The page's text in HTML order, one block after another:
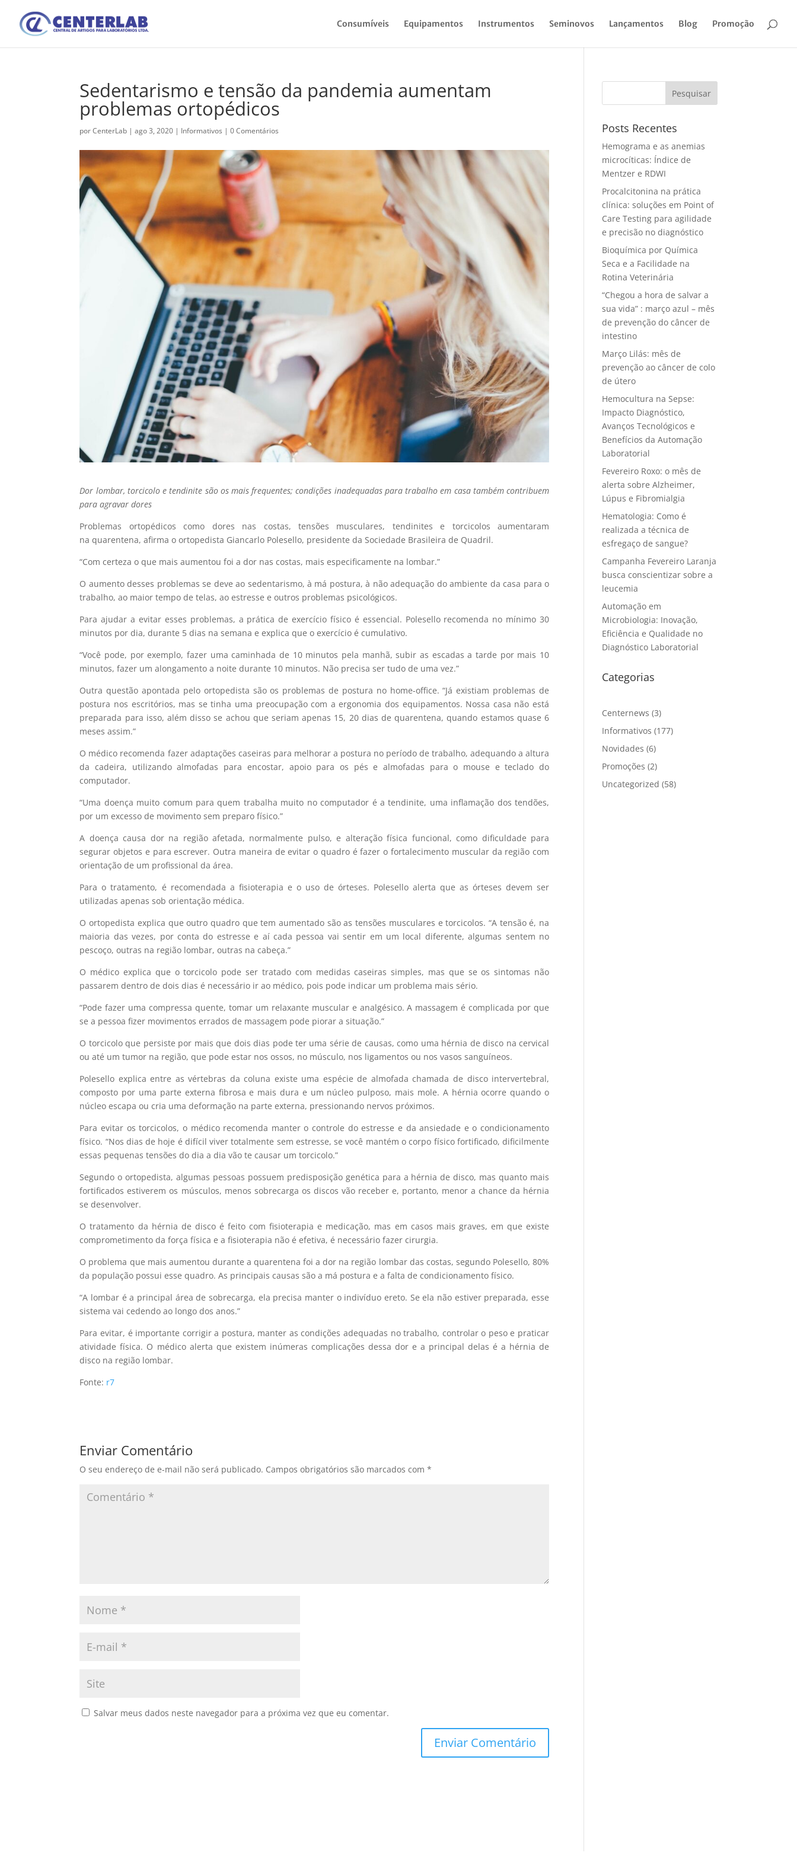
Consumíveis Equipamentos Instrumentos Seminovos Lançamentos Blog Promoção
Sedentarismo e tensão da pandemia aumentam
problemas ortopédicos
porCenterLab |ago 3, 2020 | Informativos |0 Comentários
Dor lombar, torcicolo e tendinite são os mais frequentes; condições inadequadas para trabalho em casa também contribuem
para agravar dores
Problemas ortopédicos como dores nas costas, tensões musculares, tendinites e torcicolos aumentaram
na quarentena, afirma o ortopedista Giancarlo Polesello, presidente da Sociedade Brasileira de Quadril.
“Com certeza o que mais aumentou foi a dor nas costas, mais especificamente na lombar.”
O aumento desses problemas se deve ao sedentarismo, à má postura, à não adequação do ambiente da casa para o
trabalho, ao maior tempo de telas, ao estresse e outros problemas psicológicos.
Para ajudar a evitar esses problemas, a prática de exercício físico é essencial. Polesello recomenda no mínimo 30
minutos por dia, durante 5 dias na semana e explica que o exercício é cumulativo.
“Você pode, por exemplo, fazer uma caminhada de 10 minutos pela manhã, subir as escadas a tarde por mais 10
minutos, fazer um alongamento a noite durante 10 minutos. Não precisa ser tudo de uma vez.”
Outra questão apontada pelo ortopedista são os problemas de postura no home-office. “Já existiam problemas de
postura nos escritórios, mas se tinha uma preocupação com a ergonomia dos equipamentos. Nossa casa não está
preparada para isso, além disso se achou que seriam apenas 15, 20 dias de quarentena, quando estamos quase 6
meses assim.”
O médico recomenda fazer adaptações caseiras para melhorar a postura no período de trabalho, adequando a altura
da cadeira, utilizando almofadas para encostar, apoio para os pés e almofadas para o mouse e teclado do
computador.
“Uma doença muito comum para quem trabalha muito no computador é a tendinite, uma inflamação dos tendões,
por um excesso de movimento sem preparo físico.”
A doença causa dor na região afetada, normalmente pulso, e alteração física funcional, como dificuldade para
segurar objetos e para escrever. Outra maneira de evitar o quadro é fazer o fortalecimento muscular da região com
orientação de um profissional da área.
Para o tratamento, é recomendada a fisioterapia e o uso de órteses. Polesello alerta que as órteses devem ser
utilizadas apenas sob orientação médica.
O ortopedista explica que outro quadro que tem aumentado são as tensões musculares e torcicolos. “A tensão é, na
maioria das vezes, por conta do estresse e aí cada pessoa vai sentir em um local diferente, algumas sentem no
pescoço, outras na região lombar, outras na cabeça.”
O médico explica que o torcicolo pode ser tratado com medidas caseiras simples, mas que se os sintomas não
passarem dentro de dois dias é necessário ir ao médico, pois pode indicar um problema mais sério.
“Pode fazer uma compressa quente, tomar um relaxante muscular e analgésico. A massagem é complicada por que
se a pessoa fizer movimentos errados de massagem pode piorar a situação.”
O torcicolo que persiste por mais que dois dias pode ter uma série de causas, como uma hérnia de disco na cervical
ou até um tumor na região, que pode estar nos ossos, no músculo, nos ligamentos ou nos vasos sanguíneos.
Polesello explica entre as vértebras da coluna existe uma espécie de almofada chamada de disco intervertebral,
composto por uma parte externa fibrosa e mais dura e um núcleo pulposo, mais mole. A hérnia ocorre quando o
núcleo escapa ou cria uma deformação na parte externa, pressionando nervos próximos.
Para evitar os torcicolos, o médico recomenda manter o controle do estresse e da ansiedade e o condicionamento
físico. “Nos dias de hoje é difícil viver totalmente sem estresse, se você mantém o corpo físico fortificado, dificilmente
essas pequenas tensões do dia a dia vão te causar um torcicolo.”
Segundo o ortopedista, algumas pessoas possuem predisposição genética para a hérnia de disco, mas quanto mais
fortificados estiverem os músculos, menos sobrecarga os discos vão receber e, portanto, menor a chance da hérnia
se desenvolver.
O tratamento da hérnia de disco é feito com fisioterapia e medicação, mas em casos mais graves, em que existe
comprometimento da força física e a fisioterapia não é efetiva, é necessário fazer cirurgia.
O problema que mais aumentou durante a quarentena foi a dor na região lombar das costas, segundo Polesello, 80%
da população possui esse quadro. As principais causas são a má postura e a falta de condicionamento físico.
“A lombar é a principal área de sobrecarga, ela precisa manter o indivíduo ereto. Se ela não estiver preparada, esse
sistema vai cedendo ao longo dos anos.”
Para evitar, é importante corrigir a postura, manter as condições adequadas no trabalho, controlar o peso e praticar
atividade física. O médico alerta que existem inúmeras complicações dessa dor e a principal delas é a hérnia de
disco na região lombar.
Fonte: r7
Enviar Comentário
O seu endereço de e-mail não será publicado. Campos obrigatórios são marcados com*
Salvar meus dados neste navegador para a próxima vez que eu comentar.
Pesquisar
Posts Recentes
Hemograma e as anemias
microcíticas: Índice de
Mentzer e RDWI
Procalcitonina na prática
clínica: soluções em Point of
Care Testing para agilidade
e precisão no diagnóstico
Bioquímica por Química
Seca e a Facilidade na
Rotina Veterinária
“Chegou a hora de salvar a
sua vida” : março azul – mês
de prevenção do câncer de
intestino
Março Lilás: mês de
prevenção ao câncer de colo
de útero
Hemocultura na Sepse:
Impacto Diagnóstico,
Avanços Tecnológicos e
Benefícios da Automação
Laboratorial
Fevereiro Roxo: o mês de
alerta sobre Alzheimer,
Lúpus e Fibromialgia
Hematologia: Como é
realizada a técnica de
esfregaço de sangue?
Campanha Fevereiro Laranja
busca conscientizar sobre a
leucemia
Automação em
Microbiologia: Inovação,
Eficiência e Qualidade no
Diagnóstico Laboratorial
Categorias
Centernews (3)
Informativos (177)
Novidades (6)
Promoções (2)
Uncategorized (58)